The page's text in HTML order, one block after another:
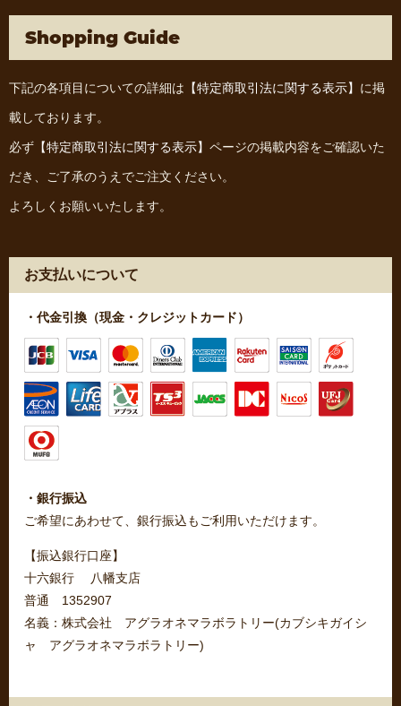
Shopping Guide
下記の各項目についての詳細は 【特定商取引法に関する表示】 に掲
載しております。
必ず 【特定商取引法に関する表示】 ページの掲載内容をご確認いた
だき、ご了承のうえでご注文ください。
よろしくお願いいたします。
お支払いについて
・代金引換（現金・クレジットカード）
・銀行振込
ご希望にあわせて、銀行振込もご利用いただけます。
【振込銀行口座】
十六銀行 八幡支店
普通 1352907
名義：株式会社 アグラオネマラボラトリー(カブシキガイシ
ャ アグラオネマラボラトリー)